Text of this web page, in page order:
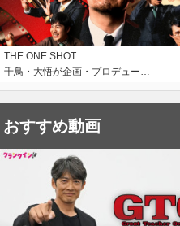
THE ONE SHOT
千鳥・大悟が企画・プロデュー…
おすすめ動画